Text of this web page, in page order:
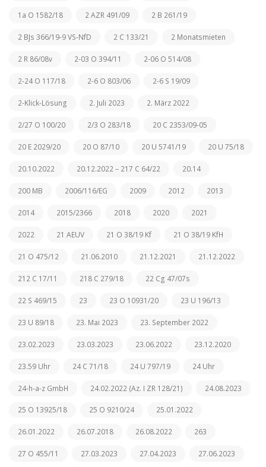
1a O 1582/18 2 AZR 491/09 2 B 261/19
2 BJs 366/19-9 VS-NfD 2 C 133/21 2 Monatsmieten
2 R 86/08v 2-03 O 394/11 2-06 O 514/08
2-24 O 117/18 2-6 O 803/06 2-6 S 19/09
2-Klick-Lösung 2. Juli 2023 2. März 2022
2/27 O 100/20 2/3 O 283/18 20 C 2353/09-05
20 E 2029/20 20 O 87/10 20 U 5741/19 20 U 75/18
20.10.2022 20.12.2022 – 217 C 64/22 20.14
200 MB 2006/116/EG 2009 2012 2013
2014 2015/2366 2018 2020 2021
2022 21 AEUV 21 O 38/19 Kf 21 O 38/19 KfH
21 O 475/12 21.06.2010 21.12.2021 21.12.2022
212 C 17/11 218 C 279/18 22 Cg 47/07s
22 S 469/15 23 23 O 10931/20 23 U 196/13
23 U 89/18 23. Mai 2023 23. September 2022
23.02.2023 23.03.2023 23.06.2022 23.12.2020
23.59 Uhr 24 C 71/18 24 U 797/19 24 Uhr
24-h-a-z GmbH 24.02.2022 (Az. I ZR 128/21) 24.08.2023
25 O 13925/18 25 O 9210/24 25.01.2022
26.01.2022 26.07.2018 26.08.2022 263
27 O 455/11 27.03.2023 27.04.2023 27.06.2023